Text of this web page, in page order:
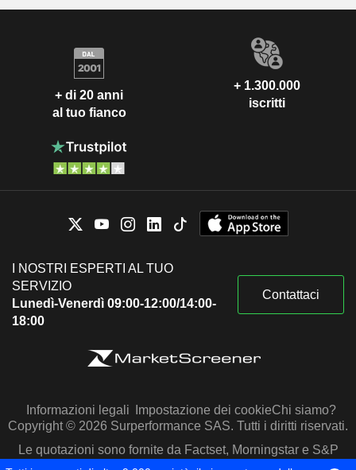
+ di 20 anni
al tuo fianco
+ 1.300.000
iscritti
I NOSTRI ESPERTI AL TUO
SERVIZIO
Lunedì-Venerdì 09:00-12:00/14:00-
18:00
Contattaci
Informazioni legali Impostazione dei cookieChi siamo?
Copyright © 2026 Surperformance SAS. Tutti i diritti riservati.
Le quotazioni sono fornite da Factset, Morningstar e S&P
Capital IQ